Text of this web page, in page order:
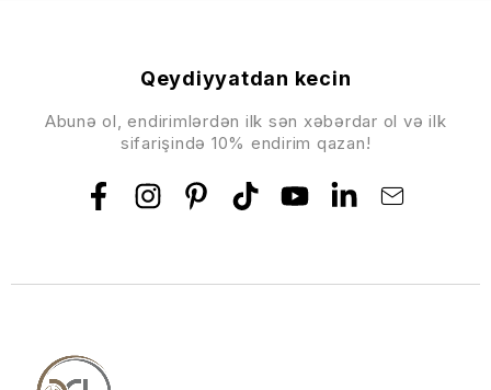
Qeydiyyatdan kecin
Abunə ol, endirimlərdən ilk sən xəbərdar ol və ilk
sifarişində 10% endirim qazan!